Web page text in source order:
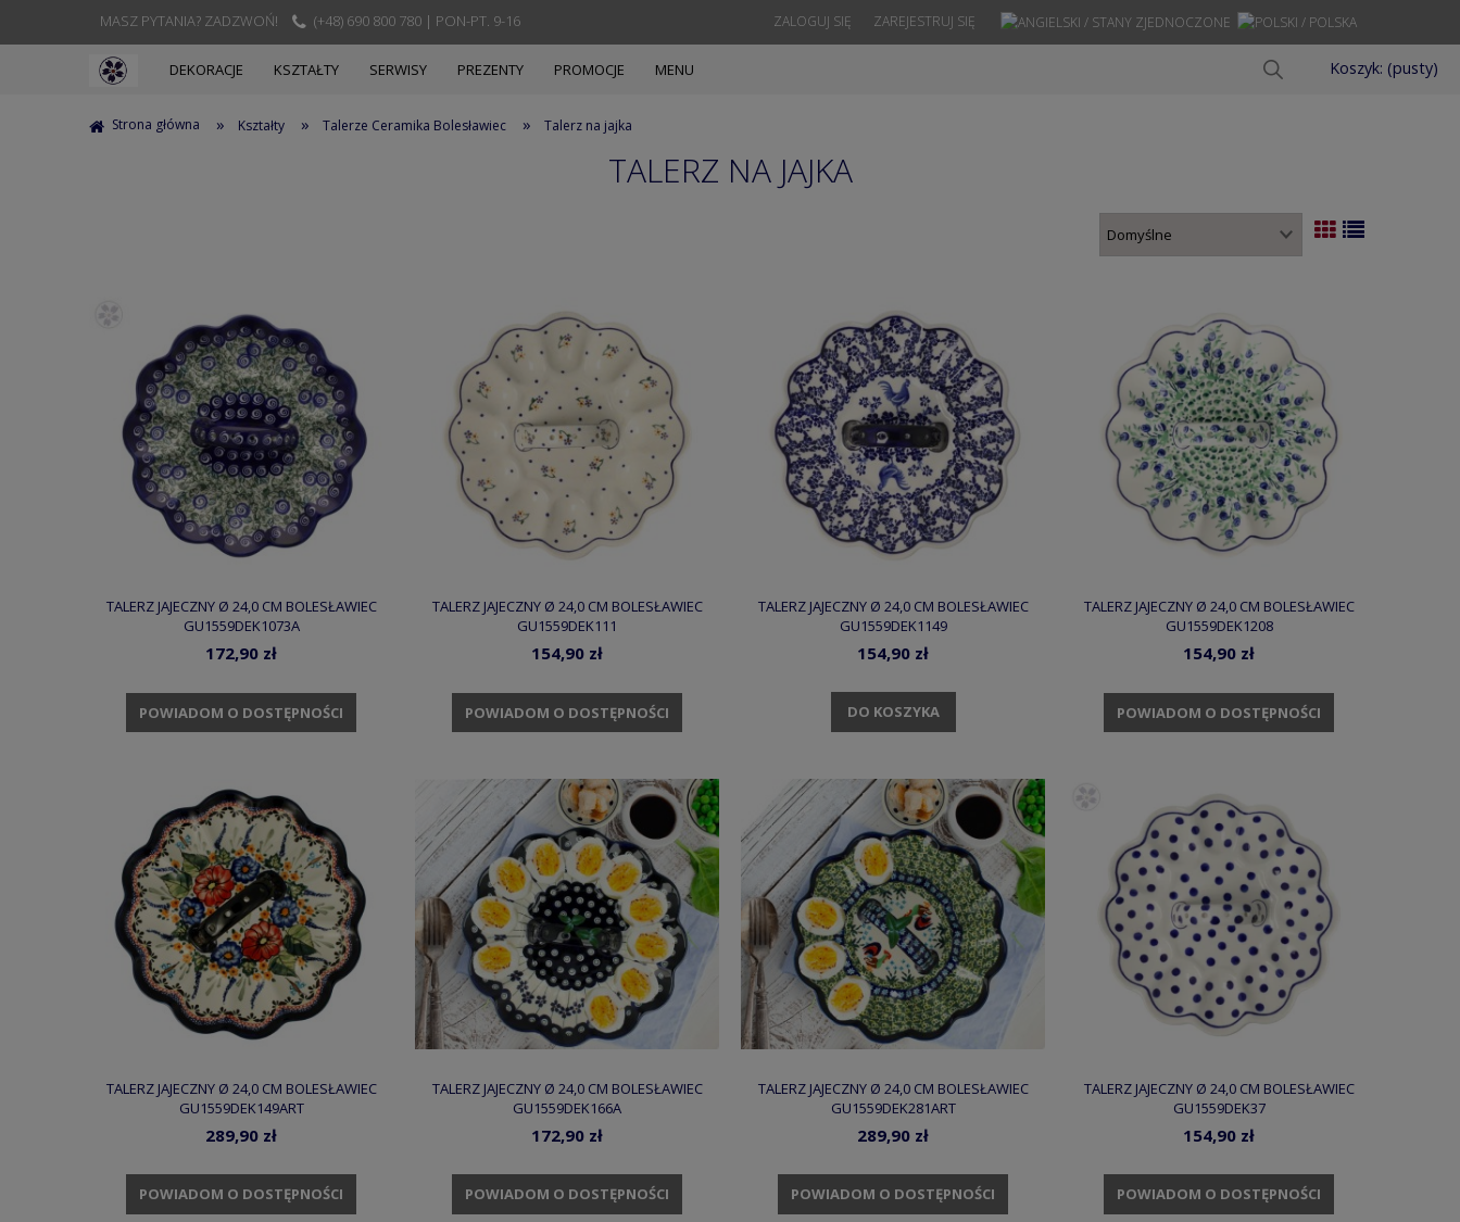
MASZ PYTANIA? ZADZWOŃ! (+48) 690 800 780 | PON-PT. 9-16 ZAREJESTRUJ SIĘ
ZALOGUJ SIĘ
Koszyk: (pusty)
DEKORACJE KSZTAŁTY SERWISY PREZENTY PROMOCJE MENU
Strona główna » Kształty » Talerze Ceramika Bolesławiec » Talerz na jajka
TALERZ NA JAJKA
TALERZ JAJECZNY Ø 24,0 CM BOLESŁAWIEC
GU1559DEK1073A
172,90 zł
POWIADOM O DOSTĘPNOŚCI
TALERZ JAJECZNY Ø 24,0 CM BOLESŁAWIEC
GU1559DEK111
154,90 zł
POWIADOM O DOSTĘPNOŚCI
TALERZ JAJECZNY Ø 24,0 CM BOLESŁAWIEC
GU1559DEK1149
154,90 zł
DO KOSZYKA
TALERZ JAJECZNY Ø 24,0 CM BOLESŁAWIEC
GU1559DEK1208
154,90 zł
POWIADOM O DOSTĘPNOŚCI
TALERZ JAJECZNY Ø 24,0 CM BOLESŁAWIEC
GU1559DEK149ART
289,90 zł
POWIADOM O DOSTĘPNOŚCI
TALERZ JAJECZNY Ø 24,0 CM BOLESŁAWIEC
GU1559DEK166A
172,90 zł
POWIADOM O DOSTĘPNOŚCI
TALERZ JAJECZNY Ø 24,0 CM BOLESŁAWIEC
GU1559DEK281ART
289,90 zł
POWIADOM O DOSTĘPNOŚCI
TALERZ JAJECZNY Ø 24,0 CM BOLESŁAWIEC
GU1559DEK37
154,90 zł
POWIADOM O DOSTĘPNOŚCI